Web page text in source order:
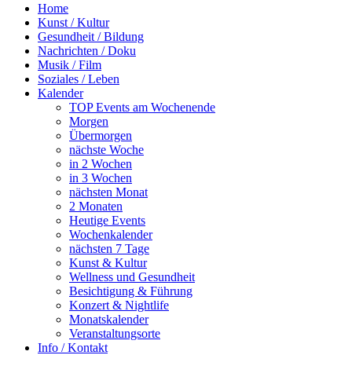
Home
Kunst / Kultur
Gesundheit / Bildung
Nachrichten / Doku
Musik / Film
Soziales / Leben
Kalender
TOP Events am Wochenende
Morgen
Übermorgen
nächste Woche
in 2 Wochen
in 3 Wochen
nächsten Monat
2 Monaten
Heutige Events
Wochenkalender
nächsten 7 Tage
Kunst & Kultur
Wellness und Gesundheit
Besichtigung & Führung
Konzert & Nightlife
Monatskalender
Veranstaltungsorte
Info / Kontakt